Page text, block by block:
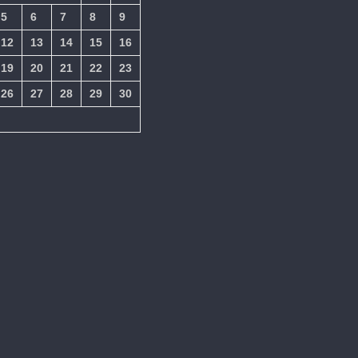
5 6 7 8
9
12 13 14 15
16
19 20 21 22
23
26 27 28 29
30